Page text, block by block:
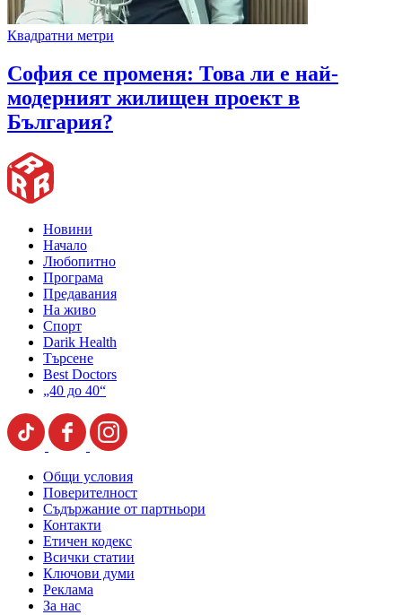
Квадратни метри
София се променя: Това ли е най-
модерният жилищен проект в
България?
Новини
Начало
Любопитно
Програма
Предавания
На живо
Спорт
Darik Health
Търсене
Best Doctors
„40 до 40“
Общи условия
Поверителност
Съдържание от партньори
Контакти
Етичен кодекс
Всички статии
Ключови думи
Реклама
За нас